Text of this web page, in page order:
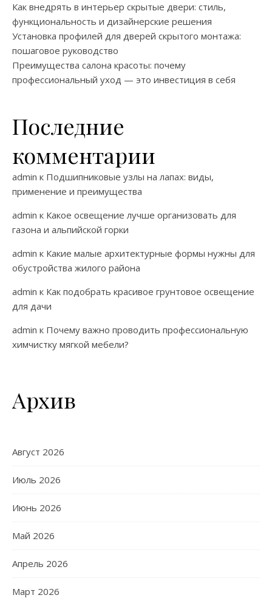
Как внедрять в интерьер скрытые двери: стиль,
функциональность и дизайнерские решения
Установка профилей для дверей скрытого монтажа:
пошаговое руководство
Преимущества салона красоты: почему
профессиональный уход — это инвестиция в себя
Последние
комментарии
admin к Подшипниковые узлы на лапах: виды,
применение и преимущества
admin к Какое освещение лучше организовать для
газона и альпийской горки
admin к Какие малые архитектурные формы нужны для
обустройства жилого района
admin к Как подобрать красивое грунтовое освещение
для дачи
admin к Почему важно проводить профессиональную
химчистку мягкой мебели?
Архив
Август 2026
Июль 2026
Июнь 2026
Май 2026
Апрель 2026
Март 2026